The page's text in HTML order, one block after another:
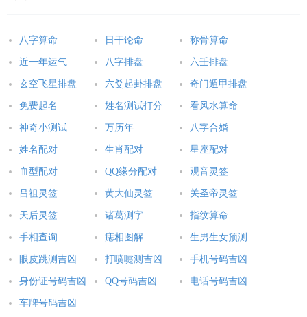
八字算命 日干论命 称骨算命
近一年运气 八字排盘 六壬排盘
玄空飞星排盘 六爻起卦排盘 奇门遁甲排盘
免费起名 姓名测试打分 看风水算命
神奇小测试 万历年 八字合婚
姓名配对 生肖配对 星座配对
血型配对 QQ缘分配对 观音灵签
吕祖灵签 黄大仙灵签 关圣帝灵签
天后灵签 诸葛测字 指纹算命
手相查询 痣相图解 生男生女预测
眼皮跳测吉凶 打喷嚏测吉凶 手机号码吉凶
身份证号码吉凶 QQ号码吉凶 电话号码吉凶
车牌号码吉凶